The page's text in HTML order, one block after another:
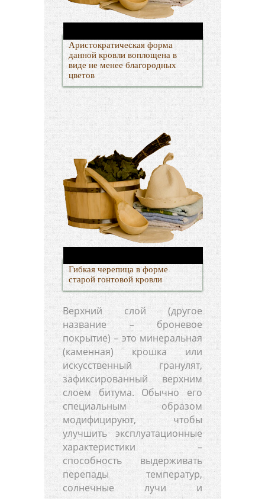
Аристократическая форма
данной кровли воплощена в
виде не менее благородных
цветов
Гибкая черепица в форме
старой гонтовой кровли
Верхний слой (другое
название – броневое
покрытие) – это минеральная
(каменная) крошка или
искусственный гранулят,
зафиксированный верхним
слоем битума. Обычно его
специальным образом
модифицируют, чтобы
улучшить эксплуатационные
характеристики –
способность выдерживать
перепады температур,
солнечные лучи и